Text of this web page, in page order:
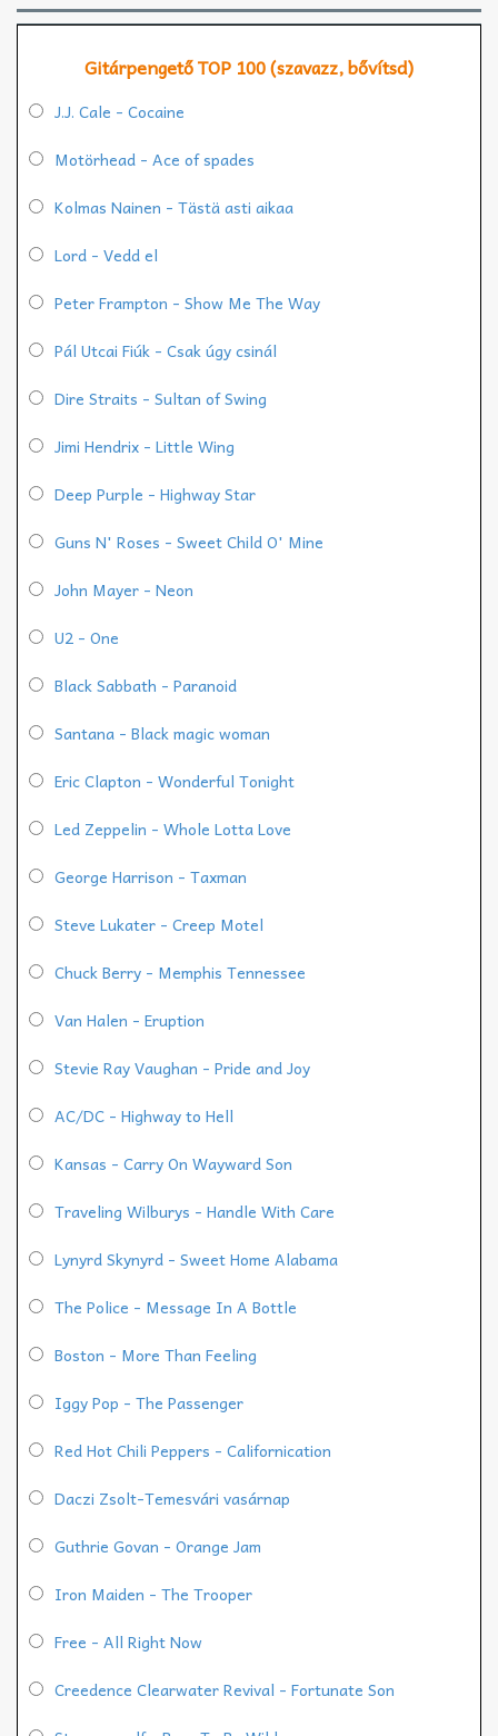
Gitárpengető TOP 100 (szavazz, bővítsd)
J.J. Cale - Cocaine
Motörhead - Ace of spades
Kolmas Nainen - Tästä asti aikaa
Lord - Vedd el
Peter Frampton - Show Me The Way
Pál Utcai Fiúk - Csak úgy csinál
Dire Straits - Sultan of Swing
Jimi Hendrix - Little Wing
Deep Purple - Highway Star
Guns N' Roses - Sweet Child O' Mine
John Mayer - Neon
U2 - One
Black Sabbath - Paranoid
Santana - Black magic woman
Eric Clapton - Wonderful Tonight
Led Zeppelin - Whole Lotta Love
George Harrison - Taxman
Steve Lukater - Creep Motel
Chuck Berry - Memphis Tennessee
Van Halen - Eruption
Stevie Ray Vaughan - Pride and Joy
AC/DC - Highway to Hell
Kansas - Carry On Wayward Son
Traveling Wilburys - Handle With Care
Lynyrd Skynyrd - Sweet Home Alabama
The Police - Message In A Bottle
Boston - More Than Feeling
Iggy Pop - The Passenger
Red Hot Chili Peppers - Californication
Daczi Zsolt-Temesvári vasárnap
Guthrie Govan - Orange Jam
Iron Maiden - The Trooper
Free - All Right Now
Creedence Clearwater Revival - Fortunate Son